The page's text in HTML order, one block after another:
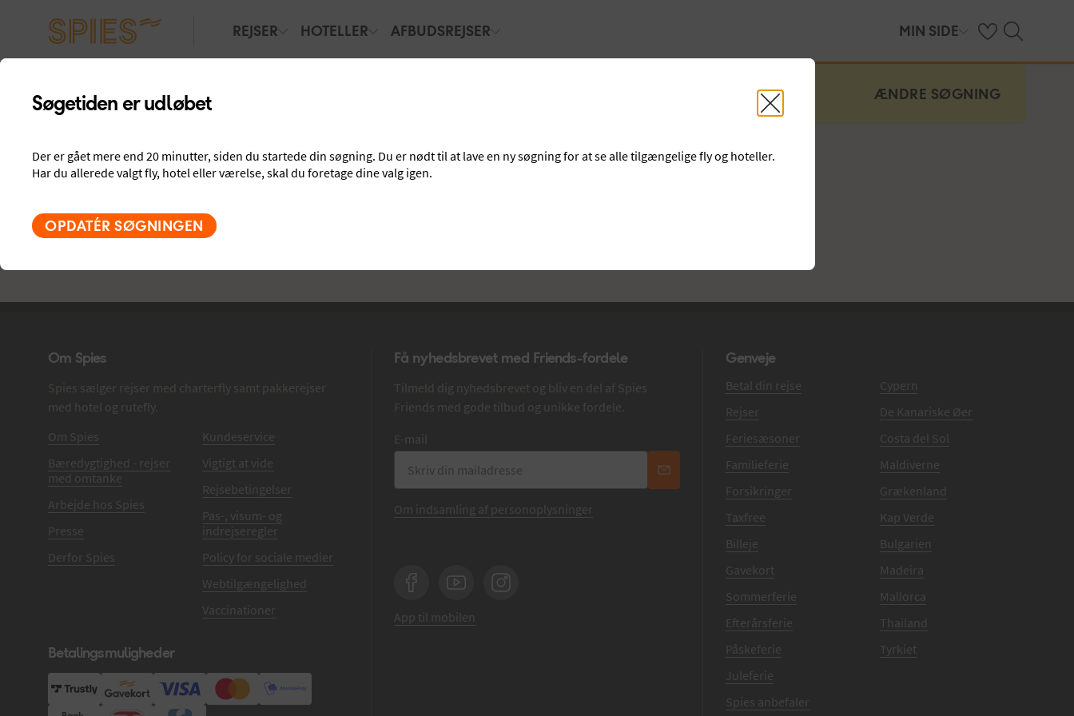
REJSER HOTELLER AFBUDSREJSER MIN SIDE Se dine gemte
Søg på spies.dk
København ,1 uge,2 voksne
ÆNDRE SØGNING
Søgetiden er udløbet
Der er gået mere end 20 minutter, siden du startede din søgning. Du er nødt til at lave en ny søgning for at se alle tilgængelige fly og hoteller.
Har du allerede valgt fly, hotel eller værelse, skal du foretage dine valg igen.
OPDATÉR SØGNINGEN
Om Spies
Spies sælger rejser med charterfly samt pakkerejser
med hotel og rutefly.
Om Spies
Bæredygtighed - rejser
med omtanke
Arbejde hos Spies
Presse
Derfor Spies
Kundeservice
Vigtigt at vide
Rejsebetingelser
Pas-, visum- og
indrejseregler
Policy for sociale medier
Webtilgængelighed
Vaccinationer
Betalingsmuligheder
Få nyhedsbrevet med Friends-fordele
Tilmeld dig nyhedsbrevet og bliv en del af Spies
Friends med gode tilbud og unikke fordele.
E-mail
Om indsamling af personoplysninger
FacebookYouTubeInstagram
App til mobilen
Genveje
Betal din rejse
Rejser
Feriesæsoner
Familieferie
Forsikringer
Taxfree
Billeje
Gavekort
Sommerferie
Efterårsferie
Påskeferie
Juleferie
Spies anbefaler
Cypern
De Kanariske Øer
Costa del Sol
Maldiverne
Grækenland
Kap Verde
Bulgarien
Madeira
Mallorca
Thailand
Tyrkiet